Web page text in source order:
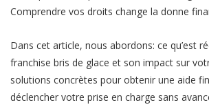
Comprendre vos droits change la donne
Dans cet article, nous abordons: ce qu’est
franchise bris de glace et son impact sur
solutions concrètes pour obtenir une aide
déclencher votre prise en charge sans